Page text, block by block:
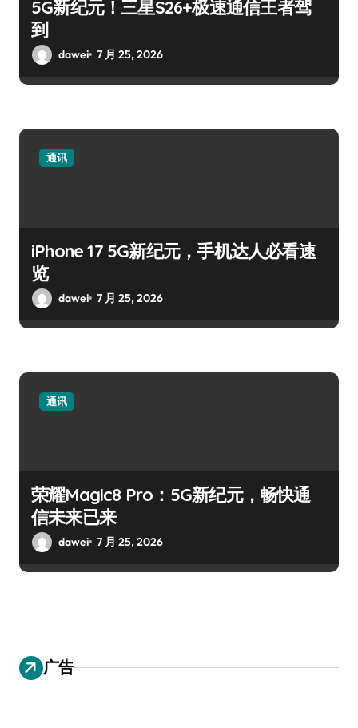
5G新纪元！三星S26+极速通信王者驾
到
dawei 7 月 25, 2026
通讯
iPhone 17 5G新纪元，手机达人必看速
览
dawei 7 月 25, 2026
通讯
荣耀Magic8 Pro：5G新纪元，畅快通
信未来已来
dawei 7 月 25, 2026
广告